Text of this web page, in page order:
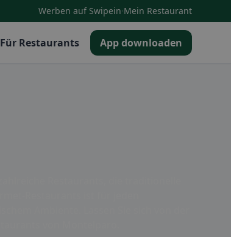
Werben auf Swipein·Mein Restaurant
Für Restaurants App downloaden